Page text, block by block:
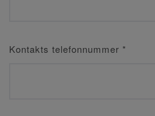
Kontakts telefonnummer *